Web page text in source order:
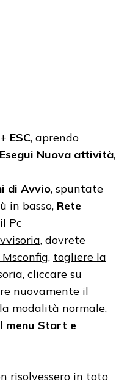
+ ESC, aprendo
Esegui Nuova attività,
di Avvio, spuntate
in basso, Rete
il Pc
, dovrete
, togliere la
, cliccare su
nuovamente il
modalità normale,
menu Start e
risolvessero in toto